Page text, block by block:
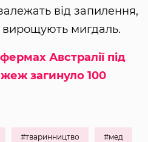
від запилення,
вирощують мигдаль.
Австралії під
загинуло 100
#тваринництво #мед